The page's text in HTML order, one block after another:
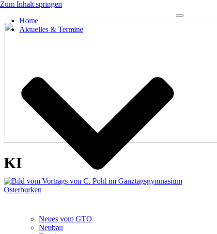
Zum Inhalt springen
Home
Aktuelles & Termine
Neues vom GTO
Neubau
Navigations-
KI